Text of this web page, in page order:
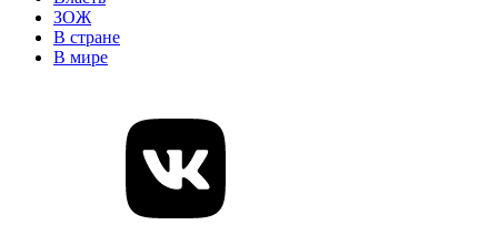
ЗОЖ
В стране
В мире